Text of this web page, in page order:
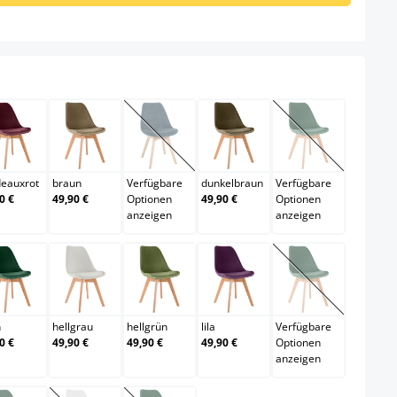
ist zurzeit nicht verfügbar.)
bordeauxrot
€
braun
braun
49,90 €
dunkelblau
(Diese Option ist zurzeit nicht
Verfügbare
Optionen
anzeigen
dunkelbraun
dunkelbraun
49,90 €
dunkelgrau
(Diese Option
Verfügbare
Optionen
anzeigen
ist zurzeit nicht verfügbar.)
grün
€
hellgrau
hellgrau
49,90 €
hellgrün
hellgrün
49,90 €
lila
lila
49,90 €
orange
(Diese Option
Verfügbare
Optionen
anzeigen